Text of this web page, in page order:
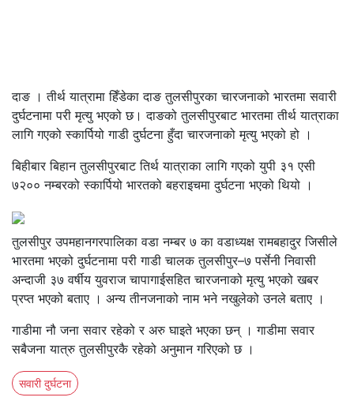
दाङ । तीर्थ यात्रामा हिँडेका दाङ तुलसीपुरका चारजनाको भारतमा सवारी
दुर्घटनामा परी मृत्यु भएको छ। दाङको तुलसीपुरबाट भारतमा तीर्थ यात्राका
लागि गएको स्कार्पियो गाडी दुर्घटना हुँदा चारजनाको मृत्यु भएको हो ।
बिहीबार बिहान तुलसीपुरबाट तिर्थ यात्राका लागि गएको युपी ३१ एसी
७२०० नम्बरको स्कार्पियो भारतको बहराइचमा दुर्घटना भएको थियो ।
तुलसीपुर उपमहानगरपालिका वडा नम्बर ७ का वडाध्यक्ष रामबहादुर जिसीले
भारतमा भएको दुर्घटनामा परी गाडी चालक तुलसीपुर–७ पर्सेनी निवासी
अन्दाजी ३७ वर्षीय युवराज चापागाईसहित चारजनाको मृत्यु भएको खबर
प्रप्त भएको बताए । अन्य तीनजनाको नाम भने नखुलेको उनले बताए ।
गाडीमा नौ जना सवार रहेको र अरु घाइते भएका छन् । गाडीमा सवार
सबैजना यात्रु तुलसीपुरकै रहेको अनुमान गरिएको छ ।
सवारी दुर्घटना